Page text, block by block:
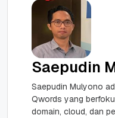
Saepudin
Saepudin Mulyono
Qwords yang
domain, cloud, dan